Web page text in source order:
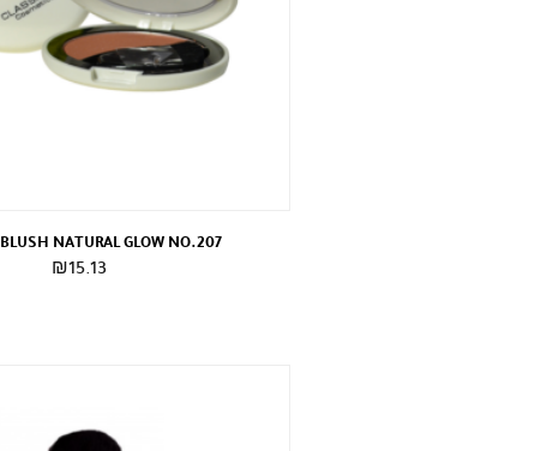
NATURAL GLOW NO.207
₪15.13